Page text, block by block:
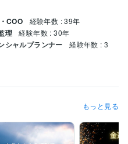
COO 経験年数 : 39年
理 経験年数 : 30年
シャルプランナー
経験年数 : 3
1995年4月 ~ 現在
促進する素材及び適合法） カ
もっと見る